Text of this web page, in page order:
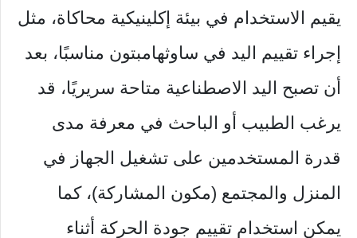
يقيم الاستخدام في بيئة إكلينيكية محاكاة، مثل
إجراء تقييم اليد في ساوثهامبتون مناسبًا، بعد
أن تصبح اليد الاصطناعية متاحة سريريًا، قد
يرغب الطبيب أو الباحث في معرفة مدى
قدرة المستخدمين على تشغيل الجهاز في
المنزل والمجتمع (مكون المشاركة)، كما
يمكن استخدام تقييم جودة الحركة أثناء